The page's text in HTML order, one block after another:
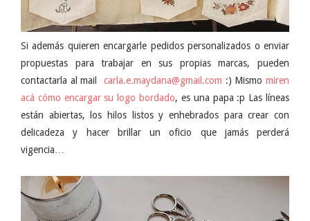
Si además quieren encargarle pedidos personalizados o enviar
propuestas para trabajar en sus propias marcas, pueden
contactarla al mail
carla.e.maydana@gmail.com :) Mismomiren
acá cómo encargar su logo bordado, es una papa :p Las líneas
están abiertas, los hilos listos y enhebrados para crear con
delicadeza y hacer brillar un oficio que jamás perderá
vigencia…